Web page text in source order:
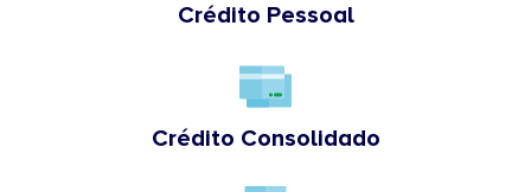
Crédito Pessoal
Crédito Consolidado